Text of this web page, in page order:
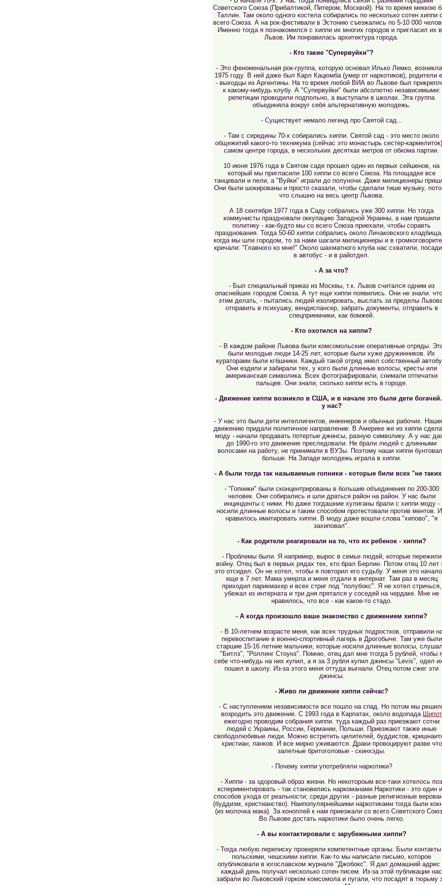
Советского Союза (Прибалтикой, Питером, Москвой). На то время меккою
Таллин. Там около одного костела собирались по несколько сотен хиппи
всего Союза. А на рок-фестивали в Эстонию съезжались по 5-10 000
Именно тогда я познакомился с хиппи их многих городов и пригласил их
Львов. Им понравилась архитектура города.
- Кто такие "Супервуйки"?
- Это феноменальная рок-группа, которую основал Илько Лемко,
1975 году. В ней даже был Карл Кацюмба (умер от наркотиков), родители
- выходцы из Аргентины. На то время любой ВИА во Львове был
к какому-нибудь клубу. А "Супервуйки" были абсолютно независимыми:
репетиции проводили подпольно, а выступали в школах. Эта группа
объединяла вокруг себя альтернативную молодежь.
- Существует немало легенд про Святой сад...
- Там с середины 70-х собирались хиппи. Святой сад - это место около
общежитий какого-то техникума (сейчас это монастырь сестер-
самом центре города, в нескольких десятках метров от обкома партии.
10 июня 1976 года в Святом саде прошел один из первых сейшенов, на
который мы пригласили 100 хиппи со всего Союза. На площадке все
танцевали и пели, а "Вуйки" играли до полуночи. Даже милиционеры
Они были шокированы и просто сказали, чтобы сделали тише музыку,
что слышно на весь центр Львова.
А 18 сентября 1977 года в Саду собрались уже 300 хиппи. Но тогда
коммунисты праздновали оккупацию Западной Украины, а нам пришили
политику - как-будто мы со всего Союза приехали, чтобы соравть
празднования. Тогда 50-60 хиппи собрались около Личаковского
когда мы шли городом, то за нами шагали милиционеры и в
кричали: "Главного ко мне!" Около шахматного клуба нас схватили,
в автобус - и в райотдел.
- А за что?
- Был специальный приказ из Москвы, т.к. Львов считался одним из
опаснейших городов Союза. А тут еще хиппи появились. Они не знали.
этим делать, - пытались людей изолировать, выслать за пределы
отправить в психушку, вендиспансер, забрать документы, отправить в
спецприемники, как бомжей.
- Кто охотился на хиппи?
- В каждом районе Львова были комсомольские оперативные отряды.
были молодые люди 14-25 лет, которые были хуже дружинников. Их
кураторами были кгбшники. Каждый такой отряд имел собственный
Они ездили и забирали тех, у кого были длинные волосы, кресты или
американская символика. Всех фотографировали, снимали отпечатки
пальцев. Они знали, сколько хиппи есть в городе.
- Движение хиппи возникло в США, и в начале это были дети
у нас?
- У нас это были дети интеллигентов, инженеров и обычных рабочих.
движению придали политичное направление. В Америке же из хиппи
моду - начали продавать потертые джинсы, разную символику. А у нас
до 1990-го это движение преследовали. Не брали людей с длинными
волосами на работу, не принимали в ВУЗы. Поэтому наши хиппи
больше. На Западе молодежь играла в хиппи.
- А были тогда так называемые гопники - которые били всех "не
- "Гопники" были сконцентрированы в большие объединения по 200-300
человек. Они собирались и шли драться район на район. У нас были
инцинденты с ними. Но даже тогдашние хулиганы брали с хиппи моду -
носили длинные волосы и таким способом протестовали против ментов.
нравилось имитировать хиппи. В моду даже вошли слова "хипово", "я
захиповал".
- Как родители реагировали на то, что их ребенок - хиппи?
- Проблемы были. Я например, вырос в семье людей, которые пережили
войну. Отец был в первых рядах тех, кто брал Берлин. Потом отец 10 лет
это отсидел. Он не хотел, чтобы я повторил его судьбу. У меня это
еще в 7 лет. Мама умерла и меня отдали в интернат. Там раз в месяц
приходил парикмахер и всех стриг под "полубокс". Я не хотел стричься,
убежал из интерната и три дня прятался у соседей на чердаке. Мне не
нравилось, что все - как какое-то стадо.
- А когда произошло ваше знакомство с движением хиппи?
- В 10-летнем возрасте меня, как всех трудных подростков, отправили
перевоспитание в военно-спортивный лагерь в Дрогобыче. Там уже были
старшие 15-16 летние мальчики, которые носили длинные волосы,
"Битлз", "Роллинг Стоунз". Помню, отец дал мне тгогда 5 рублей, чтобы
себе что-нибудь на них купил, а я за 3 рубля купил джинсы "Levis", одел
пошел в школу. Из-за этого меня оттуда выгнали. Отец потом сжег эти
джинсы.
- Живо ли движение хиппи сейчас?
- С наступлением независимости все пошло на спад. Но потом мы
возродить это движение. С 1993 года в Карпатах, около водопада Шипот
ежегодно проводим собрания хиппи. туда каждый раз приезжают сотни
людей с Украины, России, Германии, Польши. Приезжают также иные
свободолюбивые люди. Можно встретить целителей, буддистов,
христиан, панков. И все мирно уживаются. Драки провоцируют разве что
залетные бритоголовые - скинхэды.
- Почему хиппи употребляли наркотики?
- Хиппи - за здоровый образ жизни. Но некотороым все-таки хотелось поэ
кспериментировать - так становились наркоманами.Наркотики - это один
способов ухода от реальности; среди других - разные религиозные
(буддизм, христианство). Наипопулярнейшими наркотиками тогда были
(из молочка мака). За коноплей к нам приезжали со всего Советского
Во Львове достать наркотики было очень легко.
- А вы контактировали с зарубежными хиппи?
- Тогда любую переписку проверяли компетентные органы. Были контакты
польскими, чешскими хиппи. Как-то мы написали письмо, которое
опубликовали в югославском журнале "Джобокс". Я дал домашний адрес
каждый день получал несколько сотен писем. Из-за этой публикации нас
забрали во Львовский горком комсомола и пугали, что посадят в тюрьму